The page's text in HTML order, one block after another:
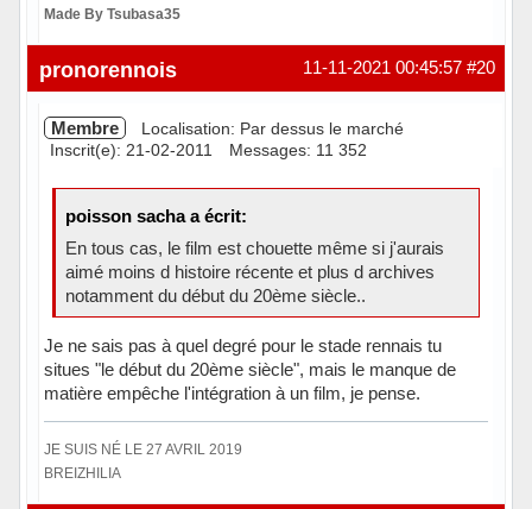
Made By Tsubasa35
Hors ligne #20
11-11-2021 00:45:57
pronorennois
Membre
Localisation: Par dessus le marché
Inscrit(e): 21-02-2011
Messages: 11 352
poisson sacha a écrit:
En tous cas, le film est chouette même si j'aurais
aimé moins d histoire récente et plus d archives
notamment du début du 20ème siècle..
Je ne sais pas à quel degré pour le stade rennais tu
situes "le début du 20ème siècle", mais le manque de
matière empêche l'intégration à un film, je pense.
JE SUIS NÉ LE 27 AVRIL 2019
BREIZHILIA